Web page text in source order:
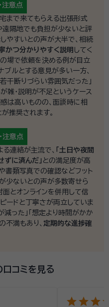
注意点
まで来てもらえる出張形式
遠隔地でも負担が少ないと評
やすいとの声が大半で、相続
かつ分かりやすく説明 してく
場で依頼を決める例が目立
ブルとする意見が多い一方、
干断りづらい雰囲気だった」
雑・説明が不足というケース
は高いものの、面談時に相
推奨されます。
注意点
連絡が主流で、 「土日や夜間
ずに済んだ」 との満足度が高
書類写真での確認などフット
少ないとの声が多数寄せら
面とオンラインを併用して信
ードと丁寧さが両立していま
減った」「想定より時間がかか
不満もあり、 定期的な進捗確
コミを見る
starstarstar